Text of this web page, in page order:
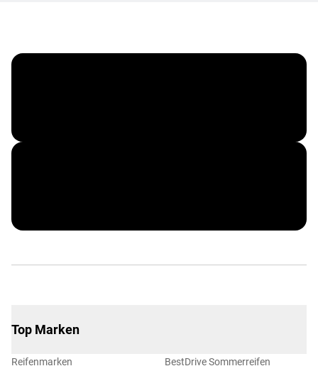
Top Marken
Reifenmarken BestDrive Sommerreifen